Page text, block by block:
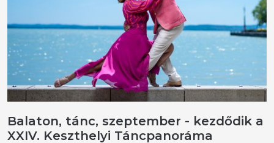
Balaton, tánc, szeptember - kezdődik a
XXIV. Keszthelyi Táncpanoráma